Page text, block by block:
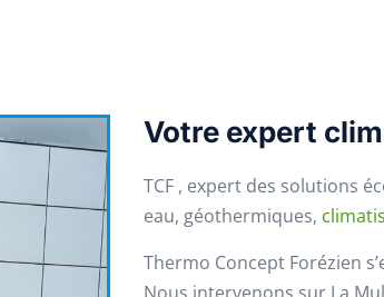
Votre expert
TCF , expert des solutions
eau, géothermiques,
Thermo Concept Forézien
Nous intervenons sur La